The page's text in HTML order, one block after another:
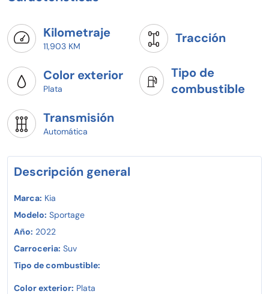
Kilometraje
11,903 KM
Tracción
Color exterior
Plata
Tipo de
combustible
Transmisión
Automática
Descripción general
Marca: Kia
Modelo: Sportage
Año: 2022
Carroceria: Suv
Tipo de combustible:
Color exterior: Plata